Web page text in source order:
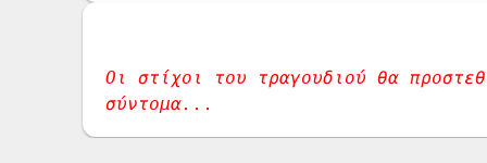
Οι στίχοι του τραγουδιού θα
σύντομα...